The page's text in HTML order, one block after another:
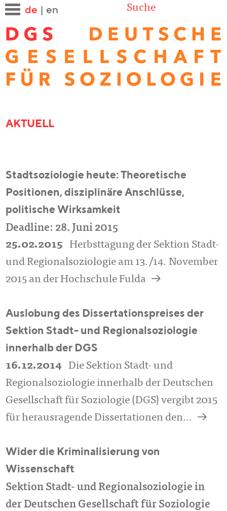
de en Suche
AKTUELL
Stadtsoziologie heute: Theoretische
Positionen, disziplinäre Anschlüsse,
politische Wirksamkeit
Deadline: 28. Juni 2015
25.02.2015
Herbsttagung der Sektion Stadt-
und Regionalsoziologie am 13./14. November
2015 an der Hochschule Fulda a
Auslobung des Dissertationspreises der
Sektion Stadt- und Regionalsoziologie
innerhalb der DGS
16.12.2014
Die Sektion Stadt- und
Regionalsoziologie innerhalb der Deutschen
Gesellschaft für Soziologie (DGS) vergibt 2015
für herausragende Dissertationen den…
a
Wider die Kriminalisierung von
Wissenschaft
Sektion Stadt- und Regionalsoziologie in
der Deutschen Gesellschaft für Soziologie